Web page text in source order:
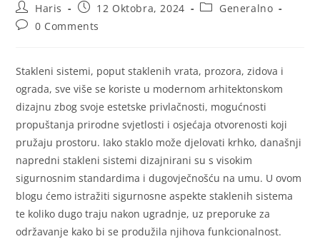
Haris 12 Oktobra, 2024
Generalno
0 Comments
Stakleni sistemi, poput staklenih vrata, prozora, zidova i
ograda, sve više se koriste u modernom arhitektonskom
dizajnu zbog svoje estetske privlačnosti, mogućnosti
propuštanja prirodne svjetlosti i osjećaja otvorenosti koji
pružaju prostoru. Iako staklo može djelovati krhko, današnji
napredni stakleni sistemi dizajnirani su s visokim
sigurnosnim standardima i dugovječnošću na umu. U ovom
blogu ćemo istražiti sigurnosne aspekte staklenih sistema
te koliko dugo traju nakon ugradnje, uz preporuke za
održavanje kako bi se produžila njihova funkcionalnost.